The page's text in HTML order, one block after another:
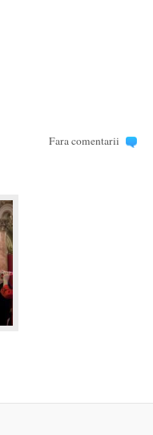
Fara comentarii